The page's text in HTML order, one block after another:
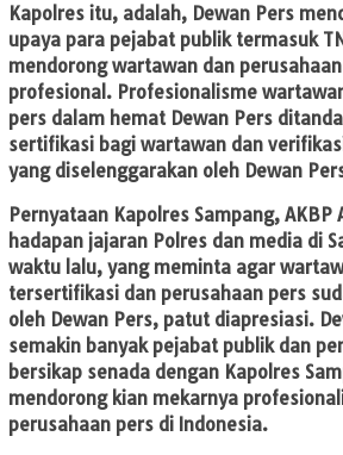
Kapolres itu, adalah, Dewan Pers
upaya para pejabat publik termasuk
mendorong wartawan dan
profesional. Profesionalisme
pers dalam hemat Dewan Pers
sertifikasi bagi wartawan dan
yang diselenggarakan oleh Dewan
Pernyataan Kapolres Sampang, AKBP
hadapan jajaran Polres dan media di
waktu lalu, yang meminta agar
tersertifikasi dan perusahaan pers
oleh Dewan Pers, patut diapresiasi.
semakin banyak pejabat publik dan
bersikap senada dengan Kapolres
mendorong kian mekarnya
perusahaan pers di Indonesia.